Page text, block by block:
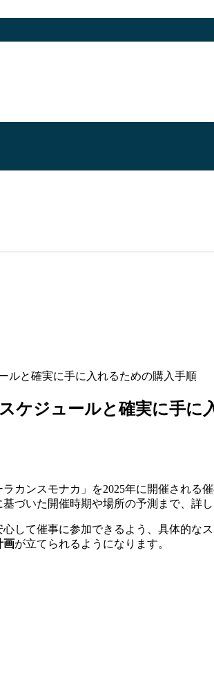
ルと確実に手に入れるための購入手順
ケジュールと確実に手に
カンスモナカ」を2025年に開催される
基づいた開催時期や場所の予測まで、詳
して催事に参加できるよう、具体的な
画が立てられるようになります。